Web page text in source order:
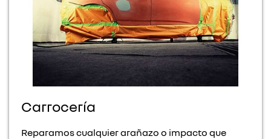
Carrocería
Reparamos cualquier arañazo o impacto que